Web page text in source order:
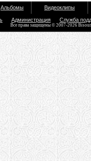
Альбомы Видеоклипы
Администрация Служба
Все права защищены © 2007-2026